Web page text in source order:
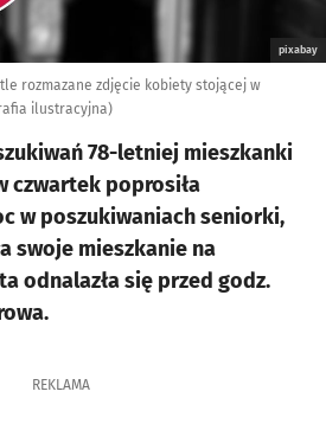
pixabay
rozmazane zdjęcie kobiety stojącej w
ilustracyjna)
78-letniej mieszkanki
czwartek poprosiła
w poszukiwaniach seniorki,
swoje mieszkanie na
odnalazła się przed godz.
REKLAMA